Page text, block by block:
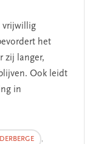
vrijwillig
het
zij langer,
Ook leidt
in
,